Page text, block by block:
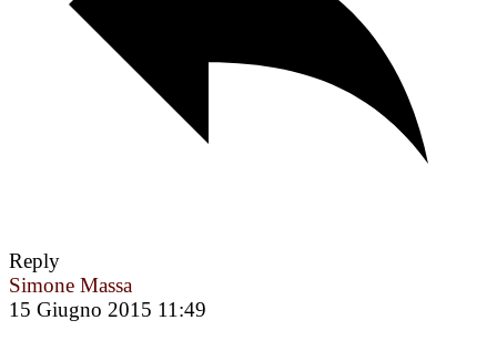
Reply
Simone Massa
15 Giugno 2015 11:49